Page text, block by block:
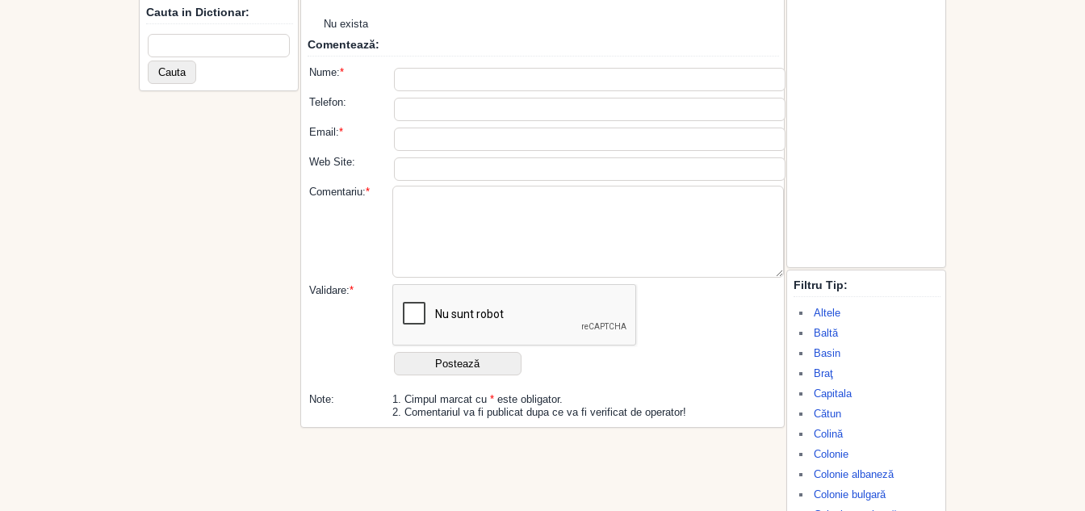
Cauta in Dictionar:
Nu exista
Comentează:
Nume:*
Telefon:
Email:*
Web Site:
Comentariu:*
Validare:*
Note: 1. Cimpul marcat cu * este obligator.
2. Comentariul va fi publicat dupa ce va fi verificat de operator!
Filtru Tip:
Altele
Baltă
Basin
Braţ
Capitala
Cătun
Colină
Colonie
Colonie albaneză
Colonie bulgară